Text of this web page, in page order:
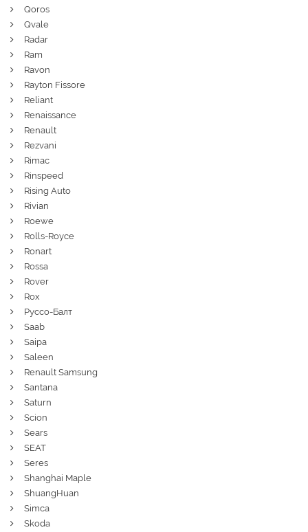
Qoros
Qvale
Radar
Ram
Ravon
Rayton Fissore
Reliant
Renaissance
Renault
Rezvani
Rimac
Rinspeed
Rising Auto
Rivian
Roewe
Rolls-Royce
Ronart
Rossa
Rover
Rox
Руссо-Балт
Saab
Saipa
Saleen
Renault Samsung
Santana
Saturn
Scion
Sears
SEAT
Seres
Shanghai Maple
ShuangHuan
Simca
Skoda